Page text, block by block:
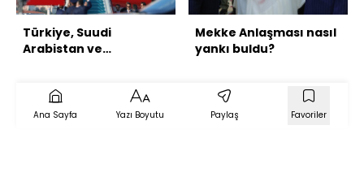
Türkiye, Suudi
Arabistan ve
Mekke Anlaşması nasıl
yankı buldu?
Ana Sayfa Yazı Boyutu Paylaş Favoriler